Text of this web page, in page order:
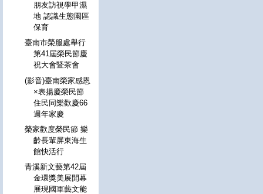
朋友訪視學甲濕
地 認識生態園區
保育
臺南市榮服處舉行
第41屆榮民節慶
祝大會暨茶會
(影音)臺南榮家感恩
×表揚慶榮民節
住民同樂歡慶66
週年家慶
榮家歡度榮民節 樂
齡長輩屏東海生
館快活行
青溪新文藝第42屆
金環獎美展開幕
展現國軍藝文能